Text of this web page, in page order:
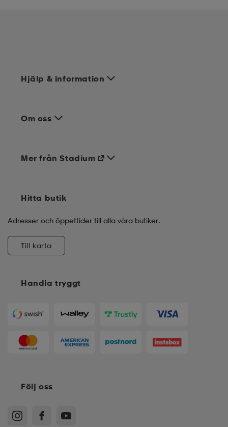
Hjälp & information
Om oss
Handla tryggt
Mer från Stadium
Hitta butik
Adresser och öppettider till alla våra butiker.
Till karta
Följ oss